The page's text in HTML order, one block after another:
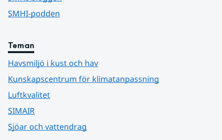
SMHI-podden
Teman
Havsmiljö i kust och hav
Kunskapscentrum för klimatanpassning
Luftkvalitet
SIMAIR
Sjöar och vattendrag